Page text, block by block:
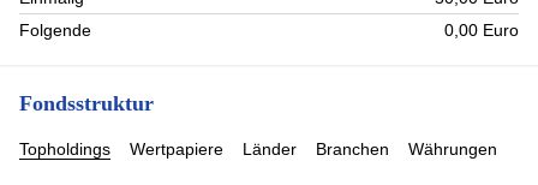
Folgende
0,00 Euro
Fondsstruktur
Topholdings Wertpapiere Länder Branchen Währungen